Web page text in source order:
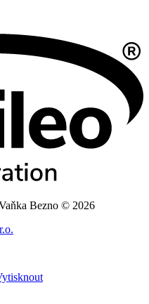
Bezno © 2026